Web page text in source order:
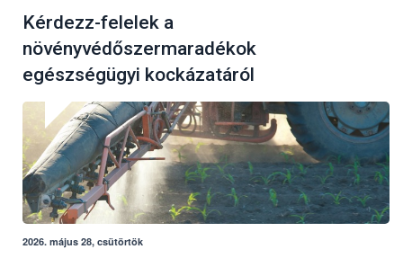
Kérdezz-felelek a
növényvédőszermaradékok
egészségügyi kockázatáról
2026. május 28, csütörtök